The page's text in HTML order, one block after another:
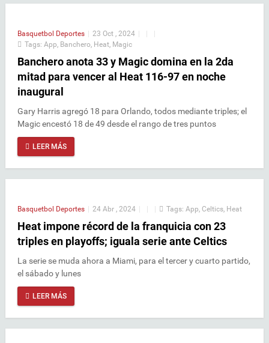
Basquetbol Deportes | 23 Oct , 2024 | |
|
Tags: App Banchero Heat Magic
Banchero anota 33 y Magic domina en la 2da
mitad para vencer al Heat 116-97 en noche
inaugural
Gary Harris agregó 18 para Orlando, todos mediante triples; el
Magic encestó 18 de 49 desde el rango de tres puntos
LEER MÁS
Basquetbol Deportes | 24 Abr , 2024 | | | Tags: App Celtics Heat
Heat impone récord de la franquicia con 23
triples en playoffs; iguala serie ante Celtics
La serie se muda ahora a Miami, para el tercer y cuarto partido,
el sábado y lunes
LEER MÁS